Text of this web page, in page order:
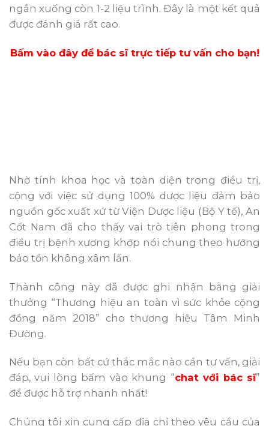
ngắn xuống còn 1-2 liệu trình. Đây là một kết quả
được đánh giá rất cao.
Bấm vào đây để bác sĩ trực tiếp tư vấn cho bạn!
Nhờ tính khoa học và toàn diện trong điều trị,
cộng với việc sử dụng 100% dược liệu đảm bảo
nguồn gốc xuất xứ từ Viện Dược liệu (Bộ Y tế), An
Cốt Nam đã cho thấy vai trò tiên phong trong
điều trị bệnh xương khớp nói chung theo hướng
bảo tồn không xâm lấn.
Thành công này đã được ghi nhận bằng giải
thưởng “Thương hiệu an toàn vì sức khỏe cộng
đồng năm 2018” cho thương hiệu Tâm Minh
Đường.
Nếu bạn còn bất cứ thắc mắc nào cần tư vấn, giải
đáp, vui lòng bấm vào khung “chat với bác sĩ”
để được hỗ trợ nhanh nhất!
Chúng tôi xin cung cấp địa chỉ theo yêu cầu của